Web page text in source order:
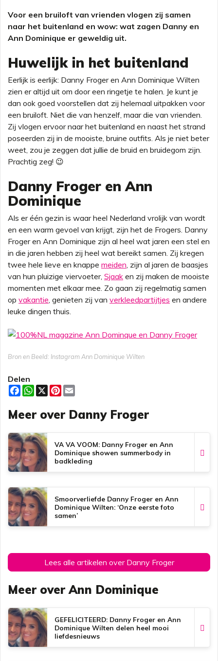
Voor een bruiloft van vrienden vlogen zij samen
naar het buitenland en wow: wat zagen Danny en
Ann Dominique er geweldig uit.
Huwelijk in het buitenland
Eerlijk is eerlijk: Danny Froger en Ann Dominique Wilten
zien er altijd uit om door een ringetje te halen. Je kunt je
dan ook goed voorstellen dat zij helemaal uitpakken voor
een bruiloft. Niet die van henzelf, maar die van vrienden.
Zij vlogen ervoor naar het buitenland en naast het strand
poseerden zij in de mooiste, bruine outfits. Als je niet beter
weet, zou je zeggen dat jullie de bruid en bruidegom zijn.
Prachtig zeg! 😉
Danny Froger en Ann
Dominique
Als er één gezin is waar heel Nederland vrolijk van wordt
en een warm gevoel van krijgt, zijn het de Frogers. Danny
Froger en Ann Dominique zijn al heel wat jaren een stel en
in die jaren hebben zij heel wat bereikt samen. Zij kregen
twee hele lieve en knappe meiden, zijn al jaren de baasjes
van hun pluizige viervoeter, Sjaak en zij maken de mooiste
momenten met elkaar mee. Zo gaan zij regelmatig samen
op vakantie, genieten zij van verkleedpartijtjes en andere
leuke dingen thuis.
Bron en Beeld: Instagram Ann Dominique Wilten
Delen
F
a
e
b
o
k
W
h
t
s
p
p
X
P
t
e
e
s
t
i
l
Meer over Danny Froger
VA VA VOOM: Danny Froger en Ann
Dominique showen summerbody in
badkleding
Smoorverliefde Danny Froger en Ann
Dominique Wilten: ‘Onze eerste foto
samen’
Lees alle artikelen over Danny Froger
Meer over Ann Dominique
GEFELICITEERD: Danny Froger en Ann
Dominique Wilten delen heel mooi
liefdesnieuws